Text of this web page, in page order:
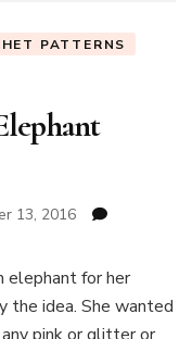
PATTERNS
13, 2016
elephant for her
the idea. She wanted